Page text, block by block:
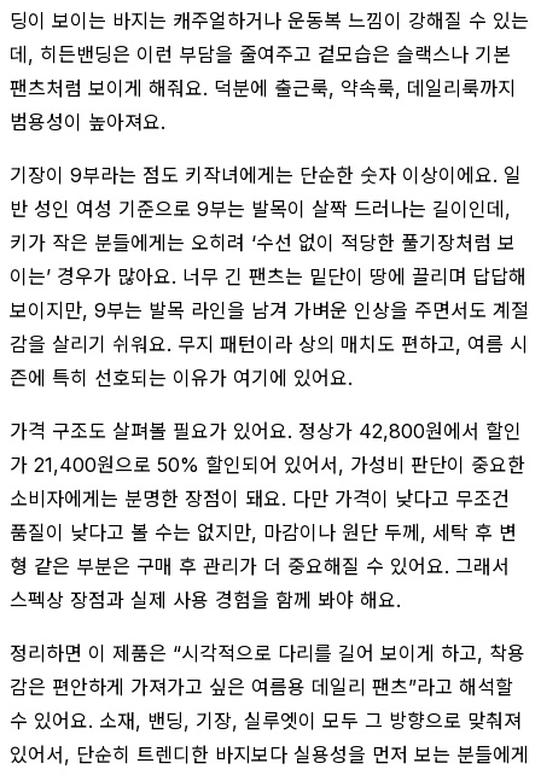
딩이 보이는 바지는 캐주얼하거나 운동복 느낌이 강해질 수 있는
데, 히든밴딩은 이런 부담을 줄여주고 겉모습은 슬랙스나 기본
팬츠처럼 보이게 해줘요. 덕분에 출근룩, 약속룩, 데일리룩까지
범용성이 높아져요.
기장이 9부라는 점도 키작녀에게는 단순한 숫자 이상이에요. 일
반 성인 여성 기준으로 9부는 발목이 살짝 드러나는 길이인데,
키가 작은 분들에게는 오히려 ‘수선 없이 적당한 풀기장처럼 보
이는’ 경우가 많아요. 너무 긴 팬츠는 밑단이 땅에 끌리며 답답해
보이지만, 9부는 발목 라인을 남겨 가벼운 인상을 주면서도 계절
감을 살리기 쉬워요. 무지 패턴이라 상의 매치도 편하고, 여름 시
즌에 특히 선호되는 이유가 여기에 있어요.
가격 구조도 살펴볼 필요가 있어요. 정상가 42,800원에서 할인
가 21,400원으로 50% 할인되어 있어서, 가성비 판단이 중요한
소비자에게는 분명한 장점이 돼요. 다만 가격이 낮다고 무조건
품질이 낮다고 볼 수는 없지만, 마감이나 원단 두께, 세탁 후 변
형 같은 부분은 구매 후 관리가 더 중요해질 수 있어요. 그래서
스펙상 장점과 실제 사용 경험을 함께 봐야 해요.
정리하면 이 제품은 “시각적으로 다리를 길어 보이게 하고, 착용
감은 편안하게 가져가고 싶은 여름용 데일리 팬츠”라고 해석할
수 있어요. 소재, 밴딩, 기장, 실루엣이 모두 그 방향으로 맞춰져
있어서, 단순히 트렌디한 바지보다 실용성을 먼저 보는 분들에게